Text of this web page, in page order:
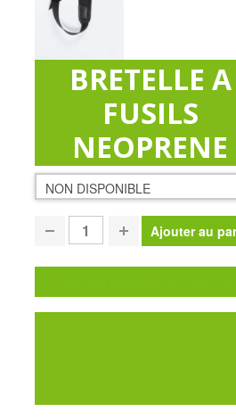
BRETELLE A
FUSILS
NEOPRENE